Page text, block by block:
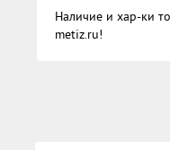
Наличие и хар-ки
metiz.ru!